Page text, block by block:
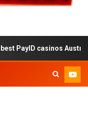
Australia 2026: a step-